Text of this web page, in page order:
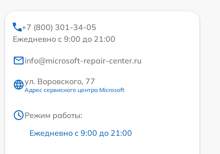
+7 (800) 301-34-05
Ежедневно с 9:00 до 21:00
info@microsoft-repair-center.ru
ул. Воровского, 77
Адрес сервисного центра Microsoft
Режим работы:
Ежедневно с 9:00 до 21:00